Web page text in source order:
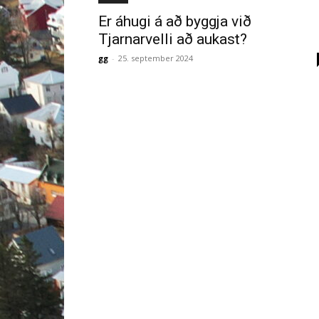
Er áhugi á að byggja við
Tjarnarvelli að aukast?
gg - 25. september 2024